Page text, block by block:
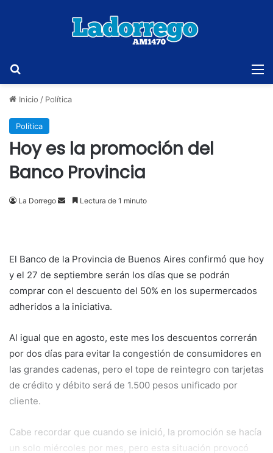
Inicio / Política
Política
Hoy es la promoción del
Banco Provincia
La Dorrego
SendLectura de 1 minuto
El Banco de la Provincia de Buenos Aires confirmó que hoy
y el 27 de septiembre serán los días que se podrán
comprar con el descuento del 50% en los supermercados
adheridos a la iniciativa.
Al igual que en agosto, este mes los descuentos correrán
por dos días para evitar la congestión de consumidores en
las grandes cadenas, pero el tope de reintegro con tarjetas
de crédito y débito será de 1.500 pesos unificado por
cliente.
Cabe recordar que cuando se inició, la promoción se hacía
un solo miércoles por mes, pero esta situación provocó